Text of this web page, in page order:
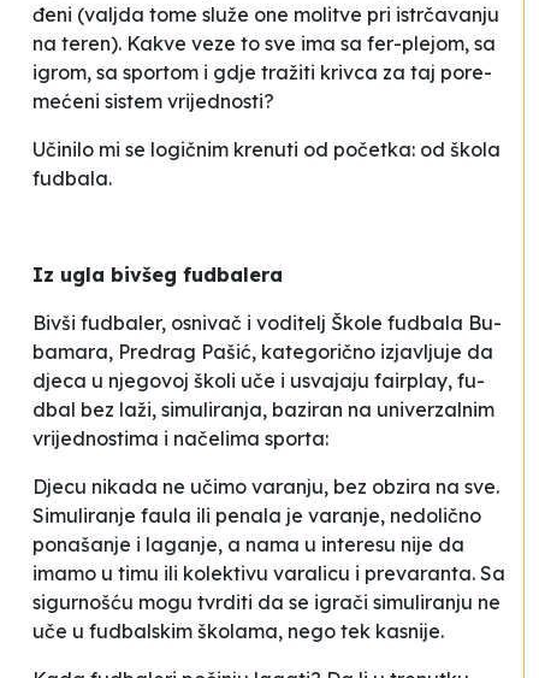
đe­ni (va­ljda to­me slu­že one mo­li­tve pri is­trča­va­nju
na te­ren). Ka­kve ve­ze to sve ima sa fer-ple­jom, sa
igrom, sa spor­tom i gdje tra­ži­ti kriv­ca za taj po­re­
me­će­ni sis­tem vri­je­dnos­ti?
Uči­ni­lo mi se lo­gi­čnim kre­nu­ti od po­čet­ka: od ško­la
fu­dba­la.
Iz ugla biv­šeg fu­dba­le­ra
Biv­ši fu­dba­ler, osni­vač i vo­di­telj Ško­le fu­dba­la Bu­
ba­ma­ra, Pre­drag Pa­šić, ka­te­go­ri­čno izjav­lju­je da
dje­ca u nje­go­voj ško­li uče i usva­ja­ju fa­ir­play, fu­
dbal bez la­ži, si­mu­li­ra­nja, ba­zi­ran na uni­ver­zal­nim
vri­je­dnos­ti­ma i na­če­li­ma spor­ta:
Dje­cu ni­ka­da ne uči­mo va­ra­nju, bez ob­zi­ra na sve.
Si­mu­li­ra­nje fa­ula ili pe­na­la je va­ra­nje, ne­do­li­čno
po­na­ša­nje i la­ga­nje, a na­ma u in­te­re­su ni­je da
ima­mo u ti­mu ili ko­le­kti­vu va­ra­li­cu i pre­va­ran­ta. Sa
si­gur­noš­ću mo­gu tvrdi­ti da se igra­či si­mu­li­ra­nju ne
uče u fu­dbal­skim ško­la­ma, ne­go tek ka­sni­je.